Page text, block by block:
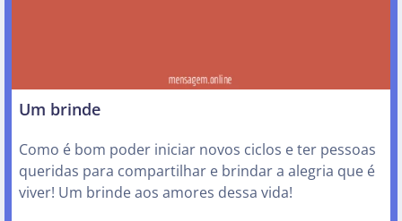
Um brinde
Como é bom poder iniciar novos ciclos e ter pessoas
queridas para compartilhar e brindar a alegria que é
viver! Um brinde aos amores dessa vida!